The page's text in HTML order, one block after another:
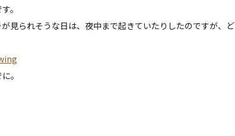
。
見られそうな日は、夜中まで起きていたりしたのですが、ど
。